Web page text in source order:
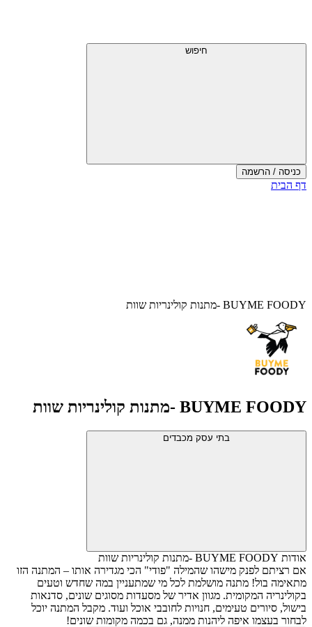
עליון
חיפוש
כניסה / הרשמה
סוף
דף הבית
BUYME FOODY -מתנות קולינריות שוות
BUYME FOODY -מתנות קולינריות שוות
בתי עסק מכבדים
אודות BUYME FOODY -מתנות קולינריות שוות
אם רציתם לפנק מישהו שהמילה "פודי" הכי מגדירה אותו – המתנה הזו
מתאימה בול! מתנה מושלמת לכל מי שמתעניין במה שחדש וטעים
בקולינריה המקומית. מגוון אדיר של מסעדות מסוגים שונים, סדנאות
בישול, סיורים טעימים, חנויות לחובבי אוכל ועוד. מקבל המתנה יוכל
לבחור בעצמו איפה ליהנות ממנה, גם בכמה מקומות שונים!